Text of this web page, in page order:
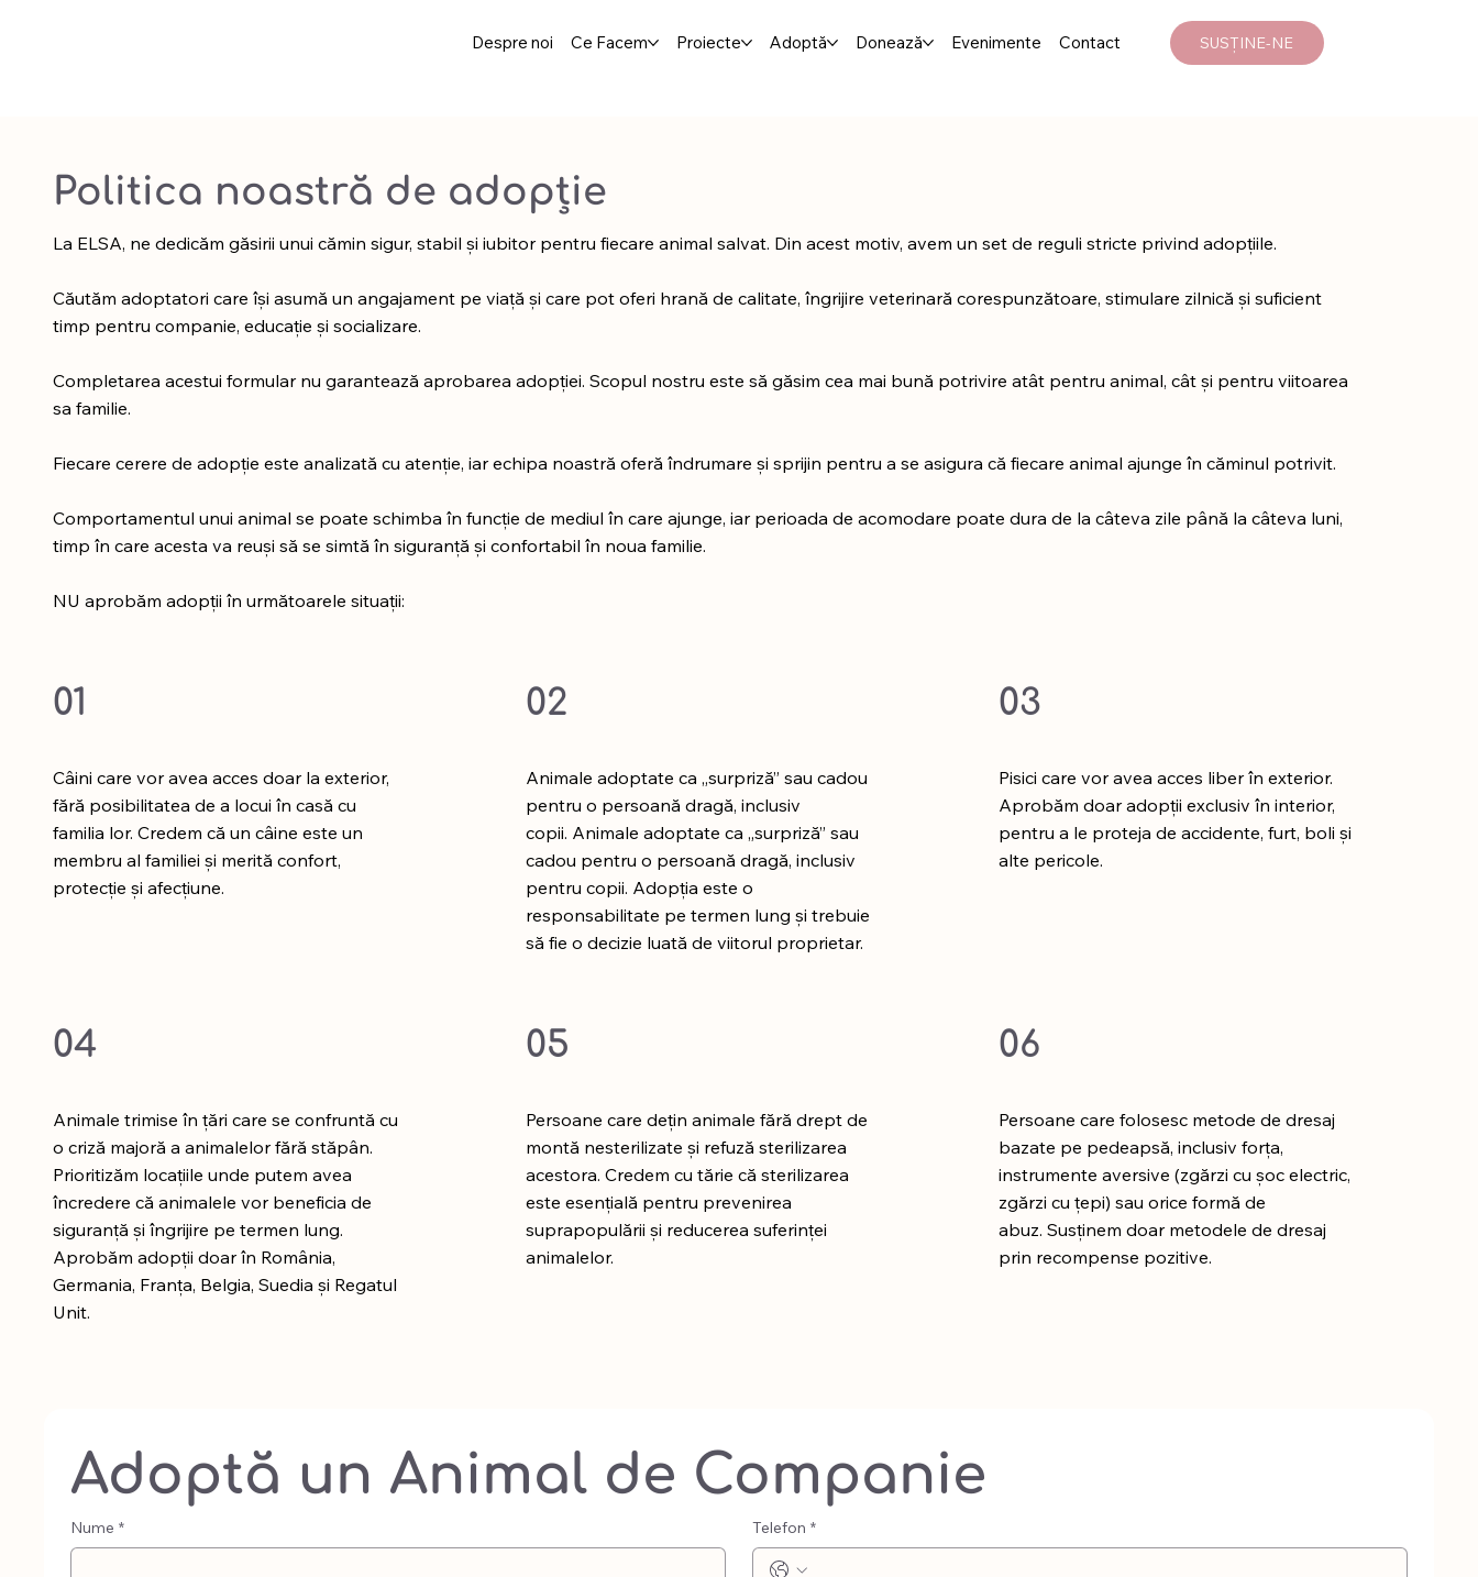
Despre noi Ce Facem Proiecte Adoptă Donează Evenimente Contact SUSȚINE-NE
Politica noastră de adopție
La ELSA, ne dedicăm găsirii unui cămin sigur, stabil și iubitor pentru fiecare animal salvat. Din acest motiv, avem un set de reguli stricte privind adopțiile.
Căutăm adoptatori care își asumă un angajament pe viață și care pot oferi hrană de calitate, îngrijire veterinară corespunzătoare, stimulare zilnică și suficient
timp pentru companie, educație și socializare.
Completarea acestui formular nu garantează aprobarea adopției. Scopul nostru este să găsim cea mai bună potrivire atât pentru animal, cât și pentru viitoarea
sa familie.
Fiecare cerere de adopție este analizată cu atenție, iar echipa noastră oferă îndrumare și sprijin pentru a se asigura că fiecare animal ajunge în căminul potrivit.
Comportamentul unui animal se poate schimba în funcție de mediul în care ajunge, iar perioada de acomodare poate dura de la câteva zile până la câteva luni,
timp în care acesta va reuși să se simtă în siguranță și confortabil în noua familie.
NU aprobăm adopții în următoarele situații:
Câini care vor avea acces doar la exterior,
fără posibilitatea de a locui în casă cu
familia lor. Credem că un câine este un
membru al familiei și merită confort,
protecție și afecțiune.
01
Animale adoptate ca „surpriză” sau cadou
pentru o persoană dragă, inclusiv
copii. Animale adoptate ca „surpriză” sau
cadou pentru o persoană dragă, inclusiv
pentru copii. Adopția este o
responsabilitate pe termen lung și trebuie
să fie o decizie luată de viitorul proprietar.
02
Pisici care vor avea acces liber în exterior.
Aprobăm doar adopții exclusiv în interior,
pentru a le proteja de accidente, furt, boli și
alte pericole.
03
Animale trimise în țări care se confruntă cu
o criză majoră a animalelor fără stăpân.
Prioritizăm locațiile unde putem avea
încredere că animalele vor beneficia de
siguranță și îngrijire pe termen lung.
Aprobăm adopții doar în România,
Germania, Franța, Belgia, Suedia și Regatul
Unit.
04
Persoane care dețin animale fără drept de
montă nesterilizate și refuză sterilizarea
acestora. Credem cu tărie că sterilizarea
este esențială pentru prevenirea
suprapopulării și reducerea suferinței
animalelor.
05
Persoane care folosesc metode de dresaj
bazate pe pedeapsă, inclusiv forța,
instrumente aversive (zgărzi cu șoc electric,
zgărzi cu țepi) sau orice formă de
abuz. Susținem doar metodele de dresaj
prin recompense pozitive.
06
Adoptă un Animal de Companie
Nume * Telefon *